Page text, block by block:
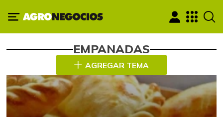
EMPANADAS
AGREGAR TEMA